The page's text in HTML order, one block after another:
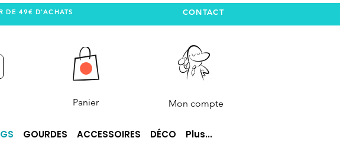
DE 49€ D'ACHATS CONTACT
Panier Mon compte
GOURDES ACCESSOIRES DÉCO Plus...